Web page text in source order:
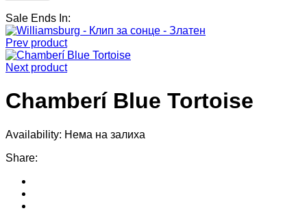
Sale Ends In:
Prev product
Next product
Chamberí Blue Tortoise
Availability: Нема на залиха
Share: